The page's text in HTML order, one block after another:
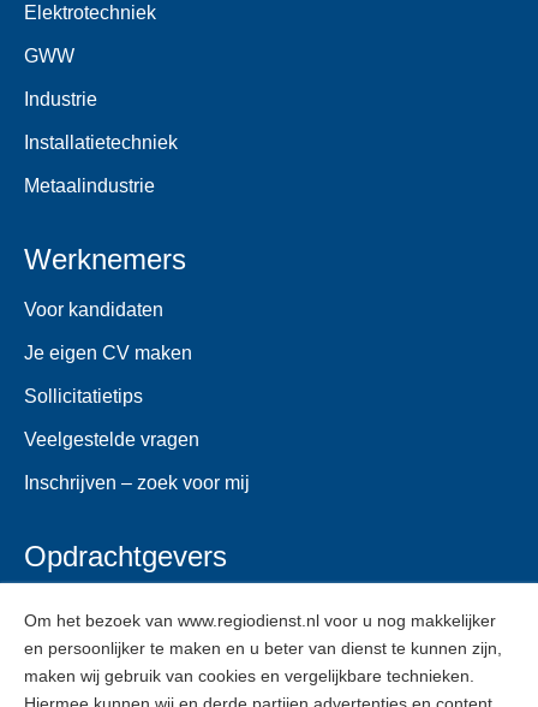
Elektrotechniek
GWW
Industrie
Installatietechniek
Metaalindustrie
Werknemers
Voor kandidaten
Je eigen CV maken
Sollicitatietips
Veelgestelde vragen
Inschrijven – zoek voor mij
Opdrachtgevers
Veelgestelde vragen
Inschrijven
Om het bezoek van www.regiodienst.nl voor u nog makkelijker
en persoonlijker te maken en u beter van dienst te kunnen zijn,
maken wij gebruik van cookies en vergelijkbare technieken.